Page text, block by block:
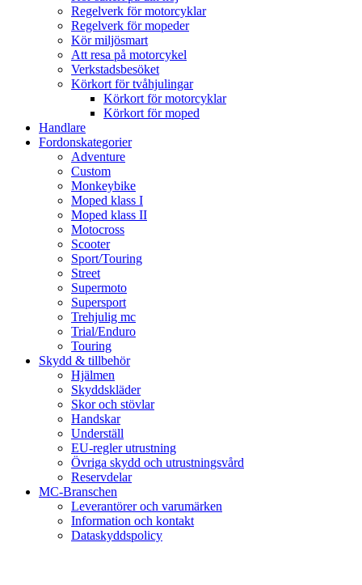
Regelverk för motorcyklar
Regelverk för mopeder
Kör miljösmart
Att resa på motorcykel
Verkstadsbesöket
Körkort för tvåhjulingar
Körkort för motorcyklar
Körkort för moped
Handlare
Fordonskategorier
Adventure
Custom
Monkeybike
Moped klass I
Moped klass II
Motocross
Scooter
Sport/Touring
Street
Supermoto
Supersport
Trehjulig mc
Trial/Enduro
Touring
Skydd & tillbehör
Hjälmen
Skyddskläder
Skor och stövlar
Handskar
Underställ
EU-regler utrustning
Övriga skydd och utrustningsvård
Reservdelar
MC-Branschen
Leverantörer och varumärken
Information och kontakt
Dataskyddspolicy